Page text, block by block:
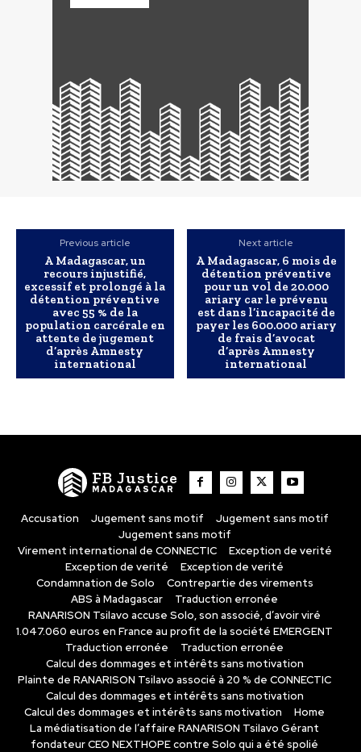
Previous article
A Madagascar, un
recours injustifié,
excessif et prolongé à la
détention préventive
avec 55 % de la
population carcérale en
attente de jugement
d’après Amnesty
international
Next article
A Madagascar, 6 mois de
détention préventive
pour un vol de 20.000
ariary car le prévenu
est dans l’incapacité de
payer les 600.000 ariary
de frais d’avocat
d’après Amnesty
international
FB Justice
MADAGASCAR
Accusation Jugement sans motif
Jugement sans motif
Jugement sans motif
Virement international de CONNECTIC
Exception de verité
Exception de verité
Exception de verité
Condamnation de Solo
Contrepartie des virements
ABS à Madagascar
Traduction erronée
RANARISON Tsilavo accuse Solo, son associé, d’avoir viré
1.047.060 euros en France au profit de la société EMERGENT
Traduction erronée
Traduction erronée
Calcul des dommages et intérêts sans motivation
Plainte de RANARISON Tsilavo associé à 20 % de CONNECTIC
Calcul des dommages et intérêts sans motivation
Calcul des dommages et intérêts sans motivation
Home
La médiatisation de l’affaire RANARISON Tsilavo Gérant
fondateur CEO NEXTHOPE contre Solo qui a été spolié